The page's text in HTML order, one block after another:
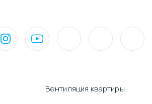
Вентиляция квартиры